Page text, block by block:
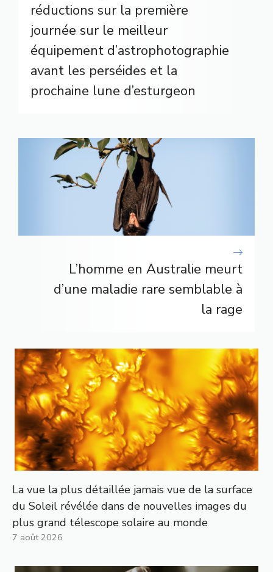
réductions sur la première
journée sur le meilleur
équipement d’astrophotographie
avant les perséides et la
prochaine lune d’esturgeon
L’homme en Australie meurt
d’une maladie rare semblable à
la rage
La vue la plus détaillée jamais vue de la surface
du Soleil révélée dans de nouvelles images du
plus grand télescope solaire au monde
7 août 2026